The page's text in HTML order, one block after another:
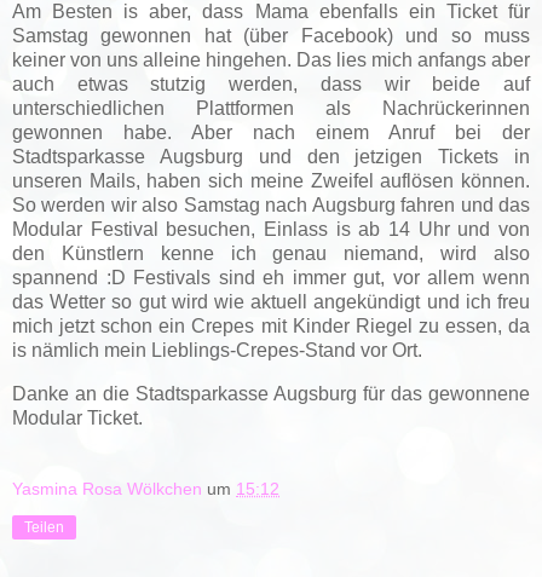
Am Besten is aber, dass Mama ebenfalls ein Ticket für
Samstag gewonnen hat (über Facebook) und so muss
keiner von uns alleine hingehen. Das lies mich anfangs aber
auch etwas stutzig werden, dass wir beide auf
unterschiedlichen Plattformen als Nachrückerinnen
gewonnen habe. Aber nach einem Anruf bei der
Stadtsparkasse Augsburg und den jetzigen Tickets in
unseren Mails, haben sich meine Zweifel auflösen können.
So werden wir also Samstag nach Augsburg fahren und das
Modular Festival besuchen, Einlass is ab 14 Uhr und von
den Künstlern kenne ich genau niemand, wird also
spannend :D Festivals sind eh immer gut, vor allem wenn
das Wetter so gut wird wie aktuell angekündigt und ich freu
mich jetzt schon ein Crepes mit Kinder Riegel zu essen, da
is nämlich mein Lieblings-Crepes-Stand vor Ort.
Danke an die Stadtsparkasse Augsburg für das gewonnene
Modular Ticket.
Yasmina Rosa Wölkchen um 15:12
Teilen